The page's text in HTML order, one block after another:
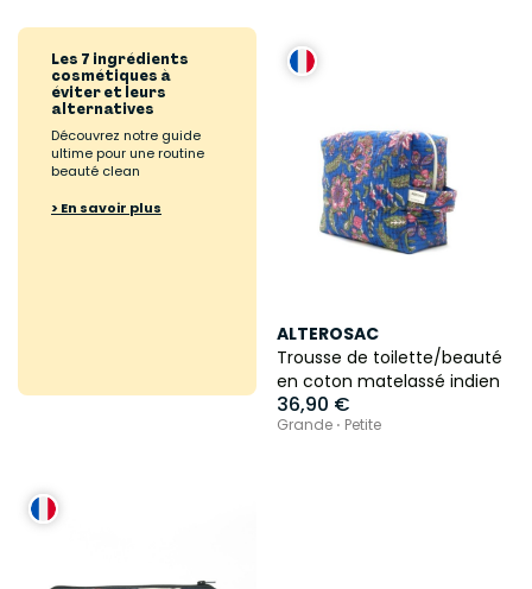
Les 7 ingrédients
cosmétiques à
éviter et leurs
alternatives
Découvrez notre guide
ultime pour une routine
beauté clean
> En savoir plus
ALTEROSAC
Trousse de toilette/beauté
en coton matelassé indien
36,90 €
Grande ⋅ Petite